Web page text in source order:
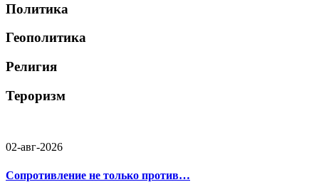
Политика
Геополитика
Религия
Тероризм
02-авг-2026
Сопротивление не только против…